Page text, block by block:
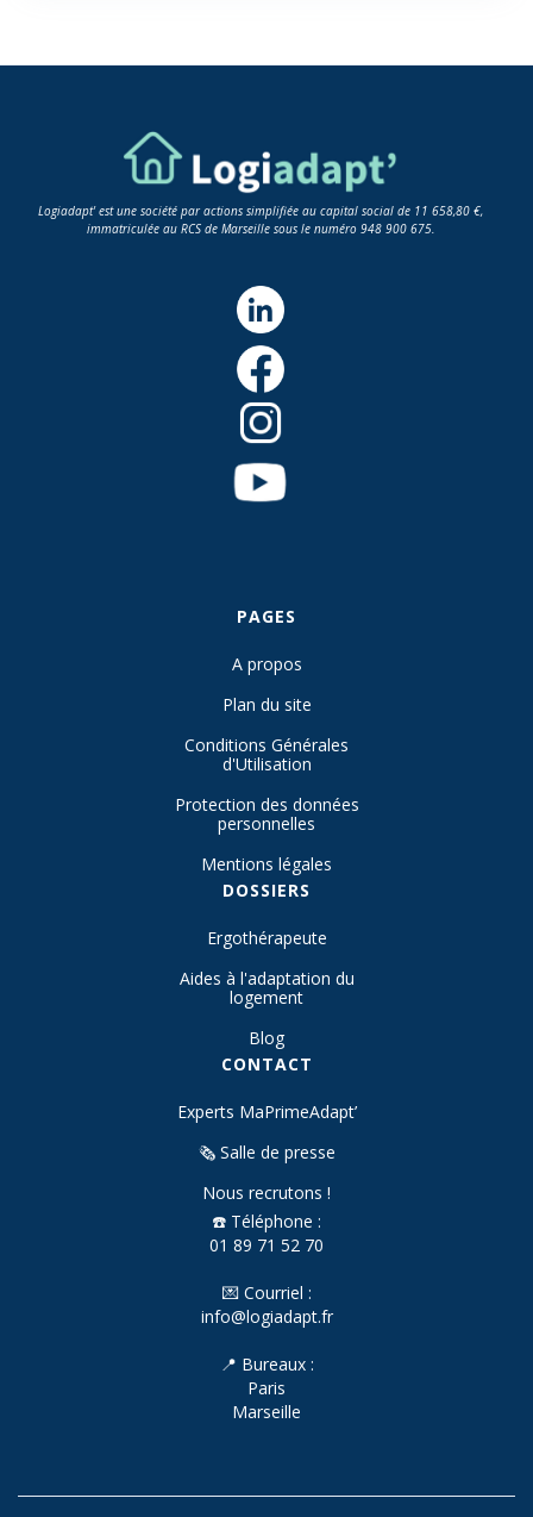
Logiadapt' est une société par actions simplifiée au capital social de 11 658,80 €,
immatriculée au RCS de Marseille sous le numéro 948 900 675.
PAGES
A propos
Plan du site
Conditions Générales
d'Utilisation
Protection des données
personnelles
Mentions légales
DOSSIERS
Ergothérapeute
Aides à l'adaptation du
logement
Blog
CONTACT
Experts MaPrimeAdapt’
🗞️ Salle de presse
Nous recrutons !
☎️ Téléphone :
01 89 71 52 70
💌 Courriel :
info@logiadapt.fr
📍 Bureaux :
Paris
Marseille